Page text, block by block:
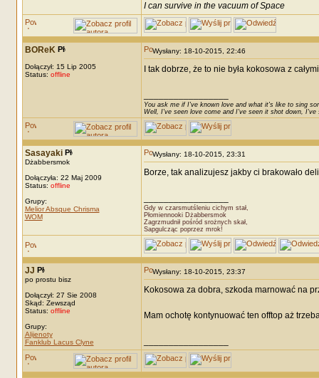
I can survive in the vacuum of Space
BOReK
Dołączył: 15 Lip 2005
Status: offline
Wysłany: 18-10-2015, 22:46
I tak dobrze, że to nie była kokosowa z
You ask me if I've known love and what it's like to sing
Well, I've seen love come and I've seen it shot down, I've
Sasayaki
Dżabbersmok
Dołączyła: 22 Maj 2009
Status: offline
Grupy:
Melior Absque Chrisma
WOM
Wysłany: 18-10-2015, 23:31
Borze, tak analizujesz jakby ci brakowało
Gdy w czarsmutśleniu cichym stał,
Płomiennooki Dżabbersmok
Zagrzmudnił pośród srożnych skał,
Sapgulcząc poprzez mrok!
JJ
po prostu bisz
Dołączył: 27 Sie 2008
Skąd: Zewsząd
Status: offline
Grupy:
Alijenoty
Fanklub Lacus Clyne
Wysłany: 18-10-2015, 23:37
Kokosowa za dobra, szkoda marnować na
Mam ochotę kontynuować ten offtop aż